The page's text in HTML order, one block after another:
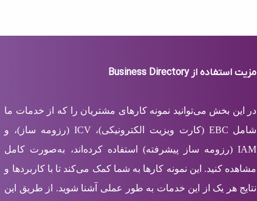
مزیت استفاده از Business Directory
در این بخش می‌توانید نمونه کارهای مشتریان را که از خدمات ما
شامل EBC (کارت ویزیت الکترونیکی)، ICV (رزومه ساز)، و
IAM (رزومه ساز پیشرفته) استفاده کرده‌اند، به‌صورت کامل
مشاهده کنید. این نمونه کارها به شما کمک می‌کند تا با کاربردها و
نتایج هر یک از این خدمات به طور عملی آشنا شوید. از طریق این